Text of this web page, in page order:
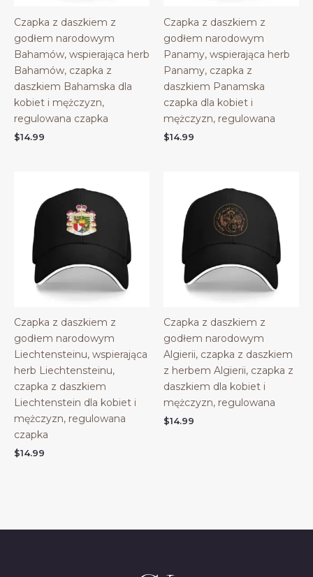
Czapka z daszkiem z
godłem narodowym
Bahamów, wspierająca herb
Bahamów, czapka z
daszkiem Bahamska dla
kobiet i mężczyzn,
regulowana czapka
$14.99
Czapka z daszkiem z
godłem narodowym
Panamy, wspierająca herb
Panamy, czapka z
daszkiem Panamska
czapka dla kobiet i
mężczyzn, regulowana
$14.99
Czapka z daszkiem z
godłem narodowym
Liechtensteinu, wspierająca
herb Liechtensteinu,
czapka z daszkiem
Liechtenstein dla kobiet i
mężczyzn, regulowana
czapka
$14.99
Czapka z daszkiem z
godłem narodowym
Algierii, czapka z daszkiem
z herbem Algierii, czapka z
daszkiem dla kobiet i
mężczyzn, regulowana
$14.99